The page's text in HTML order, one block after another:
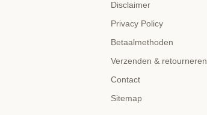
Disclaimer
Privacy Policy
Betaalmethoden
Verzenden & retourneren
Contact
Sitemap